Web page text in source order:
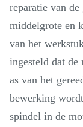
reparatie van
middelgrote en
van het
ingesteld dat
as van het
bewerking
spindel in de